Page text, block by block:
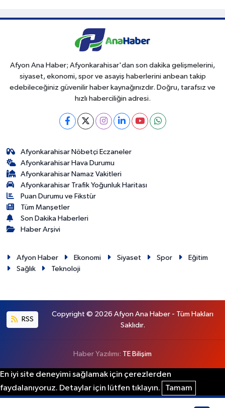
Afyon Ana Haber; Afyonkarahisar'dan son dakika gelişmelerini,
siyaset, ekonomi, spor ve asayiş haberlerini anbean takip
edebileceğiniz güvenilir haber kaynağınızdır. Doğru, tarafsız ve
hızlı haberciliğin adresi.
Afyonkarahisar Nöbetçi Eczaneler
Afyonkarahisar Hava Durumu
Afyonkarahisar Namaz Vakitleri
Afyonkarahisar Trafik Yoğunluk Haritası
Puan Durumu ve Fikstür
Tüm Manşetler
Son Dakika Haberleri
Haber Arşivi
Afyon Haber Ekonomi Siyaset Spor
Eğitim
Sağlık
Teknoloji
RSS
Copyright © 2026 Afyon Ana Haber - Tüm Hakları
Saklıdır.
Haber Yazılımı: TE Bilişim
En iyi site deneyimi sağlamak için çerezlerden
faydalanıyoruz. Detaylar için lütfen tıklayın.
Tamam